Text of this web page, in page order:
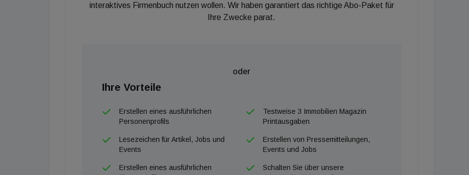
interaktives Firmenbuch nutzen wollen. Wir haben garantiert das richtige Abo-Paket für
Ihre Zwecke parat.
oder
Ihre Vorteile
Erstellen eines ausführlichen
Personenprofils
Testweise 3 Immobilien Magazin
Printausgaben
Lesezeichen für Artikel, Jobs und
Events
Erstellen von Pressemitteilungen,
Events und Jobs
Erstellen eines ausführlichen
Schalten Sie über unsere